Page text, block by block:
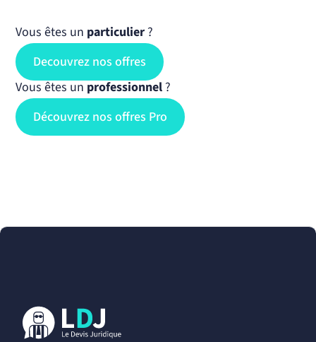
Vous êtes un particulier ?
Decouvrez nos offres
Vous êtes un professionnel ?
Découvrez nos offres Pro